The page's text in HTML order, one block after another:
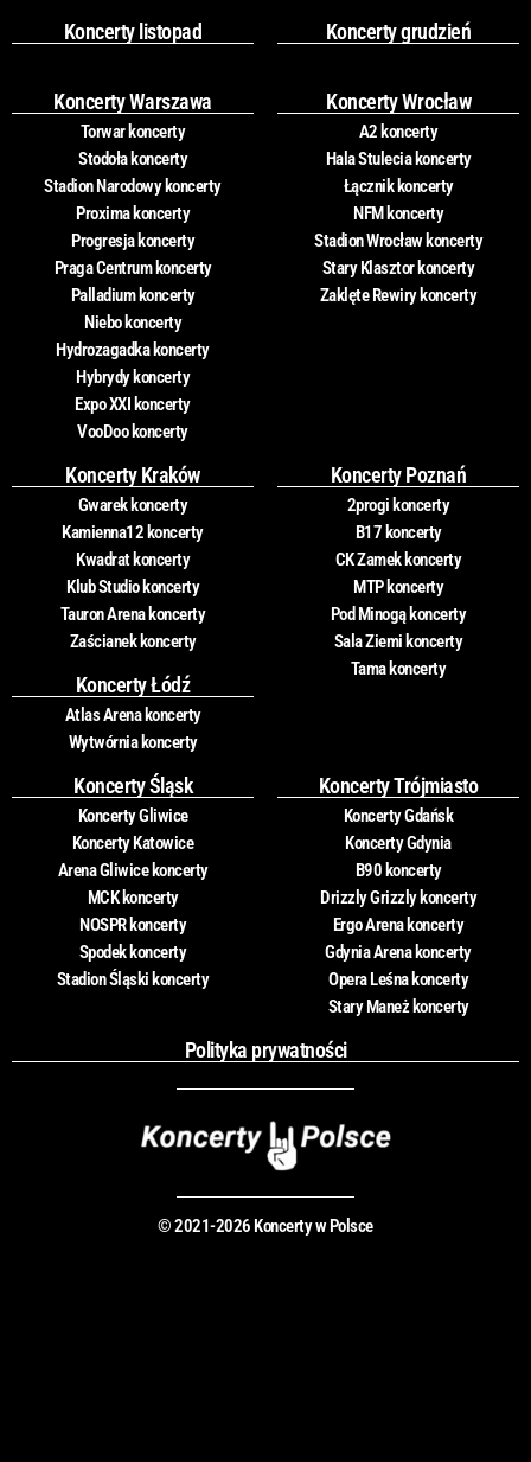
Koncerty listopad
Koncerty grudzień
Koncerty Warszawa
Torwar koncerty
Stodoła koncerty
Stadion Narodowy koncerty
Proxima koncerty
Progresja koncerty
Praga Centrum koncerty
Palladium koncerty
Niebo koncerty
Hydrozagadka koncerty
Hybrydy koncerty
Expo XXI koncerty
VooDoo koncerty
Koncerty Wrocław
A2 koncerty
Hala Stulecia koncerty
Łącznik koncerty
NFM koncerty
Stadion Wrocław koncerty
Stary Klasztor koncerty
Zaklęte Rewiry koncerty
Koncerty Kraków
Gwarek koncerty
Kamienna12 koncerty
Kwadrat koncerty
Klub Studio koncerty
Tauron Arena koncerty
Zaścianek koncerty
Koncerty Łódź
Atlas Arena koncerty
Wytwórnia koncerty
Koncerty Poznań
2progi koncerty
B17 koncerty
CK Zamek koncerty
MTP koncerty
Pod Minogą koncerty
Sala Ziemi koncerty
Tama koncerty
Koncerty Śląsk
Koncerty Gliwice
Koncerty Katowice
Arena Gliwice koncerty
MCK koncerty
NOSPR koncerty
Spodek koncerty
Stadion Śląski koncerty
Koncerty Trójmiasto
Koncerty Gdańsk
Koncerty Gdynia
B90 koncerty
Drizzly Grizzly koncerty
Ergo Arena koncerty
Gdynia Arena koncerty
Opera Leśna koncerty
Stary Maneż koncerty
Polityka prywatności
© 2021-2026 Koncerty w Polsce